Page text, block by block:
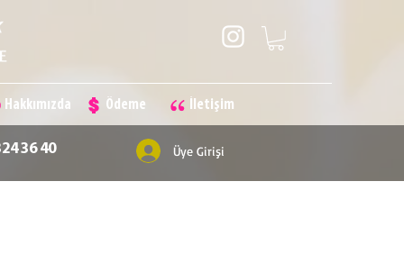
Hakkımızda Ödeme İletişim
Üye Girişi
36 40